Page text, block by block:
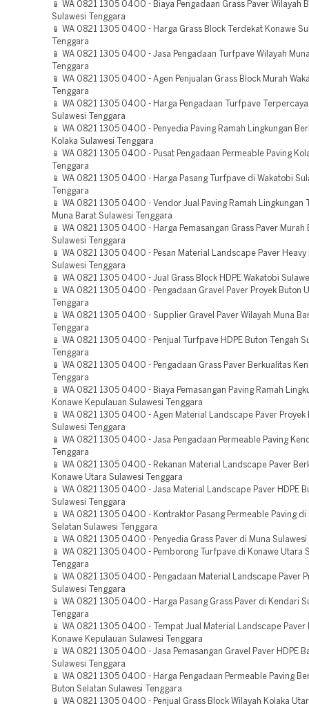
📱 WA 0821 1305 0400 - Biaya Pengadaan Grass Paver Wilayah
Sulawesi Tenggara
📱 WA 0821 1305 0400 - Harga Grass Block Terdekat Konawe
Tenggara
📱 WA 0821 1305 0400 - Jasa Pengadaan Turfpave Wilayah
Tenggara
📱 WA 0821 1305 0400 - Agen Penjualan Grass Block Murah
Tenggara
📱 WA 0821 1305 0400 - Harga Pengadaan Turfpave
Sulawesi Tenggara
📱 WA 0821 1305 0400 - Penyedia Paving Ramah Lingkungan
Kolaka Sulawesi Tenggara
📱 WA 0821 1305 0400 - Pusat Pengadaan Permeable Paving
Tenggara
📱 WA 0821 1305 0400 - Harga Pasang Turfpave di Wakatobi
Tenggara
📱 WA 0821 1305 0400 - Vendor Jual Paving Ramah Lingkungan
Muna Barat Sulawesi Tenggara
📱 WA 0821 1305 0400 - Harga Pemasangan Grass Paver Murah
Sulawesi Tenggara
📱 WA 0821 1305 0400 - Pesan Material Landscape Paver Heavy
Sulawesi Tenggara
📱 WA 0821 1305 0400 - Jual Grass Block HDPE Wakatobi
📱 WA 0821 1305 0400 - Pengadaan Gravel Paver Proyek Buton
Tenggara
📱 WA 0821 1305 0400 - Supplier Gravel Paver Wilayah Muna
Tenggara
📱 WA 0821 1305 0400 - Penjual Turfpave HDPE Buton Tengah
Tenggara
📱 WA 0821 1305 0400 - Pengadaan Grass Paver Berkualitas
Tenggara
📱 WA 0821 1305 0400 - Biaya Pemasangan Paving Ramah
Konawe Kepulauan Sulawesi Tenggara
📱 WA 0821 1305 0400 - Agen Material Landscape Paver Proyek
Sulawesi Tenggara
📱 WA 0821 1305 0400 - Jasa Pengadaan Permeable Paving
Tenggara
📱 WA 0821 1305 0400 - Rekanan Material Landscape Paver
Konawe Utara Sulawesi Tenggara
📱 WA 0821 1305 0400 - Jasa Material Landscape Paver HDPE
Sulawesi Tenggara
📱 WA 0821 1305 0400 - Kontraktor Pasang Permeable Paving di
Selatan Sulawesi Tenggara
📱 WA 0821 1305 0400 - Penyedia Grass Paver di Muna Sulawesi
📱 WA 0821 1305 0400 - Pemborong Turfpave di Konawe Utara
Tenggara
📱 WA 0821 1305 0400 - Pengadaan Material Landscape Paver
Sulawesi Tenggara
📱 WA 0821 1305 0400 - Harga Pasang Grass Paver di Kendari
Tenggara
📱 WA 0821 1305 0400 - Tempat Jual Material Landscape Paver
Konawe Kepulauan Sulawesi Tenggara
📱 WA 0821 1305 0400 - Jasa Pemasangan Gravel Paver HDPE
Sulawesi Tenggara
📱 WA 0821 1305 0400 - Harga Pengadaan Permeable Paving
Buton Selatan Sulawesi Tenggara
📱 WA 0821 1305 0400 - Penjual Grass Block Wilayah Kolaka